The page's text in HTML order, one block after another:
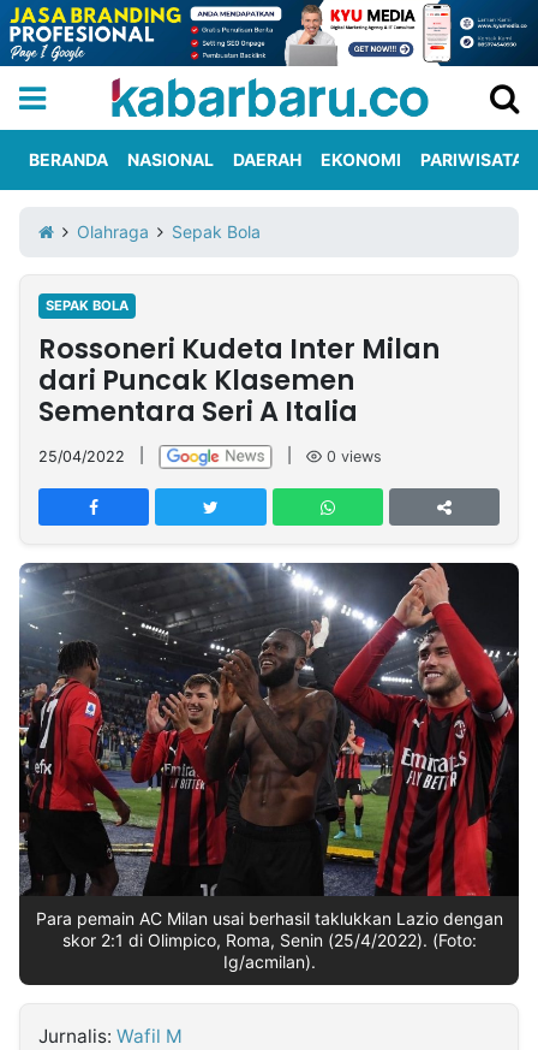
Iklan
Berita
Kami
Nasional
International
Olahraga
Entertainment
Daerah
Pariwisata
Kuliner
Kolom
Network
PT
TREETAN
INDONESIA
Partner
Insight
NTB
Suara
Time
Lens
IDN
Daily
Jogja
Jalan
Rakyat
Idealita
News
Kita
Notice
Dinamikapost.com
Radar
Baru
Seedbacklink
Follow
Kabarbaru
BERANDA NASIONAL DAERAH EKONOMI PARIWISATA
Olahraga Sepak Bola
SEPAK BOLA
Rossoneri Kudeta Inter Milan
dari Puncak Klasemen
Sementara Seri A Italia
25/04/2022 0 views
Para pemain AC Milan usai berhasil taklukkan Lazio dengan
skor 2:1 di Olimpico, Roma, Senin (25/4/2022). (Foto:
Ig/acmilan).
Jurnalis: Wafil M